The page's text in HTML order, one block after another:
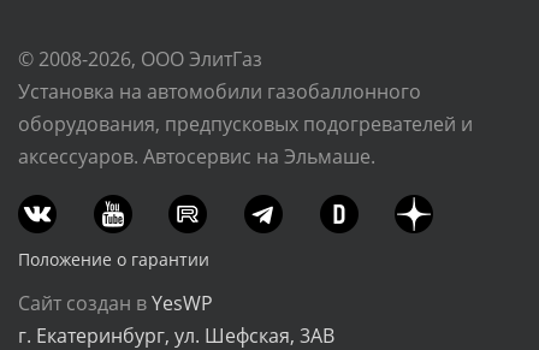
© 2008-2026, ООО ЭлитГаз
Установка на автомобили газобаллонного
оборудования, предпусковых подогревателей и
аксессуаров. Автосервис на Эльмаше.
Положение о гарантии
Сайт создан вYesWP
г. Екатеринбург, ул. Шефская, 3АВ